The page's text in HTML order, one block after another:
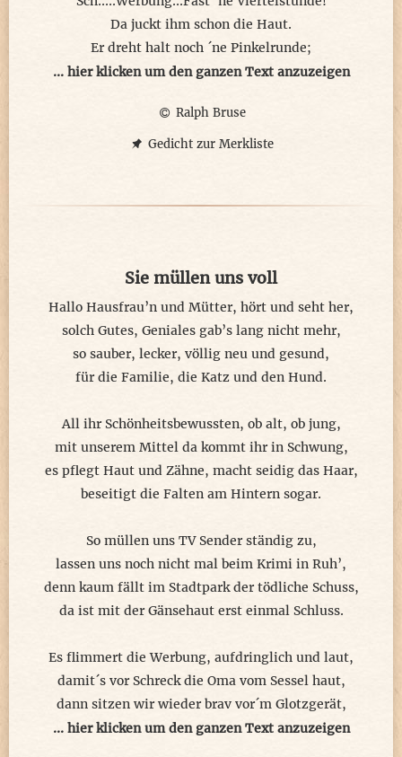
Da juckt ihm schon die Haut.
Er dreht halt noch ´ne Pinkelrunde;
fletzt sich im Sessel. Der knarrt laut.
Den Sessel mag er mehr, als alles
in seiner Rumpelbude.
Nur leider war er ihr egal.
Bald zog er weg. Sie blieb.
Sein Buxtehude ist zu fern.
Da reicht die knappe Kohle nicht.
Doch der kommt nicht in Sicht.
Stattdessen klopft es an der Tür.
Klara steht da, mit Pott und...Suppe?
eine von der Hektik-Truppe.
Obwohl...dem Reisbrei da, im Topf
kann er nicht widerstehen.
und lässt sie vorbeiwehen.
Später, zur Nacht, war´s auch ganz nett:
pappsatt - und nicht allein im Bett.
... hier klicken um den ganzen Text anzuzeigen
Ralph Bruse
Gedicht zur Merkliste
Sie müllen uns voll
Hallo Hausfrau’n und Mütter, hört und seht her,
solch Gutes, Geniales gab’s lang nicht mehr,
so sauber, lecker, völlig neu und gesund,
für die Familie, die Katz und den Hund.
All ihr Schönheitsbewussten, ob alt, ob jung,
mit unserem Mittel da kommt ihr in Schwung,
es pflegt Haut und Zähne, macht seidig das Haar,
beseitigt die Falten am Hintern sogar.
So müllen uns TV Sender ständig zu,
lassen uns noch nicht mal beim Krimi in Ruh’,
denn kaum fällt im Stadtpark der tödliche Schuss,
da ist mit der Gänsehaut erst einmal Schluss.
Es flimmert die Werbung, aufdringlich und laut,
damit´s vor Schreck die Oma vom Sessel haut,
dann sitzen wir wieder brav vor´m Glotzgerät,
schauen zu, wie die Werbetrommel sich dreht.
... hier klicken um den ganzen Text anzuzeigen